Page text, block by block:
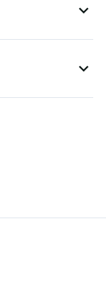
expand_more
expand_more